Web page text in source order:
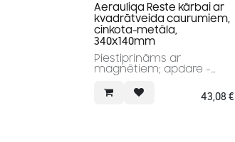
Aerauliqa Reste kārbai ar
kvadrātveida caurumiem,
cinkota-metāla,
340x140mm
Piestiprināms ar
magnētiem; apdare -
43,08 €